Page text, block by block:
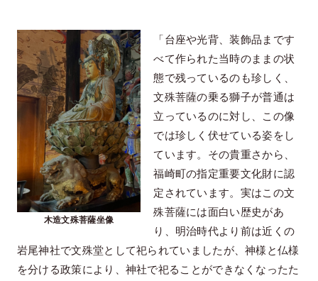
木造文殊菩薩坐像
「台座や光背、装飾品まです
べて作られた当時のままの状
態で残っているのも珍しく、
文殊菩薩の乗る獅子が普通は
立っているのに対し、この像
では珍しく伏せている姿をし
ています。その貴重さから、
福崎町の指定重要文化財に認
定されています。実はこの文
殊菩薩には面白い歴史があ
り、明治時代より前は近くの
岩尾神社で文殊堂として祀られていましたが、神様と仏様
を分ける政策により、神社で祀ることができなくなったた